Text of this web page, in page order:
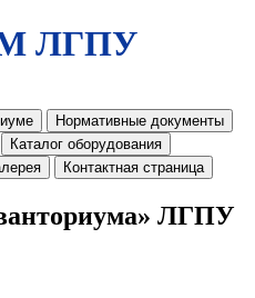
ЛГПУ
Нормативные документы
Каталог оборудования
Контактная страница
ЛГПУ